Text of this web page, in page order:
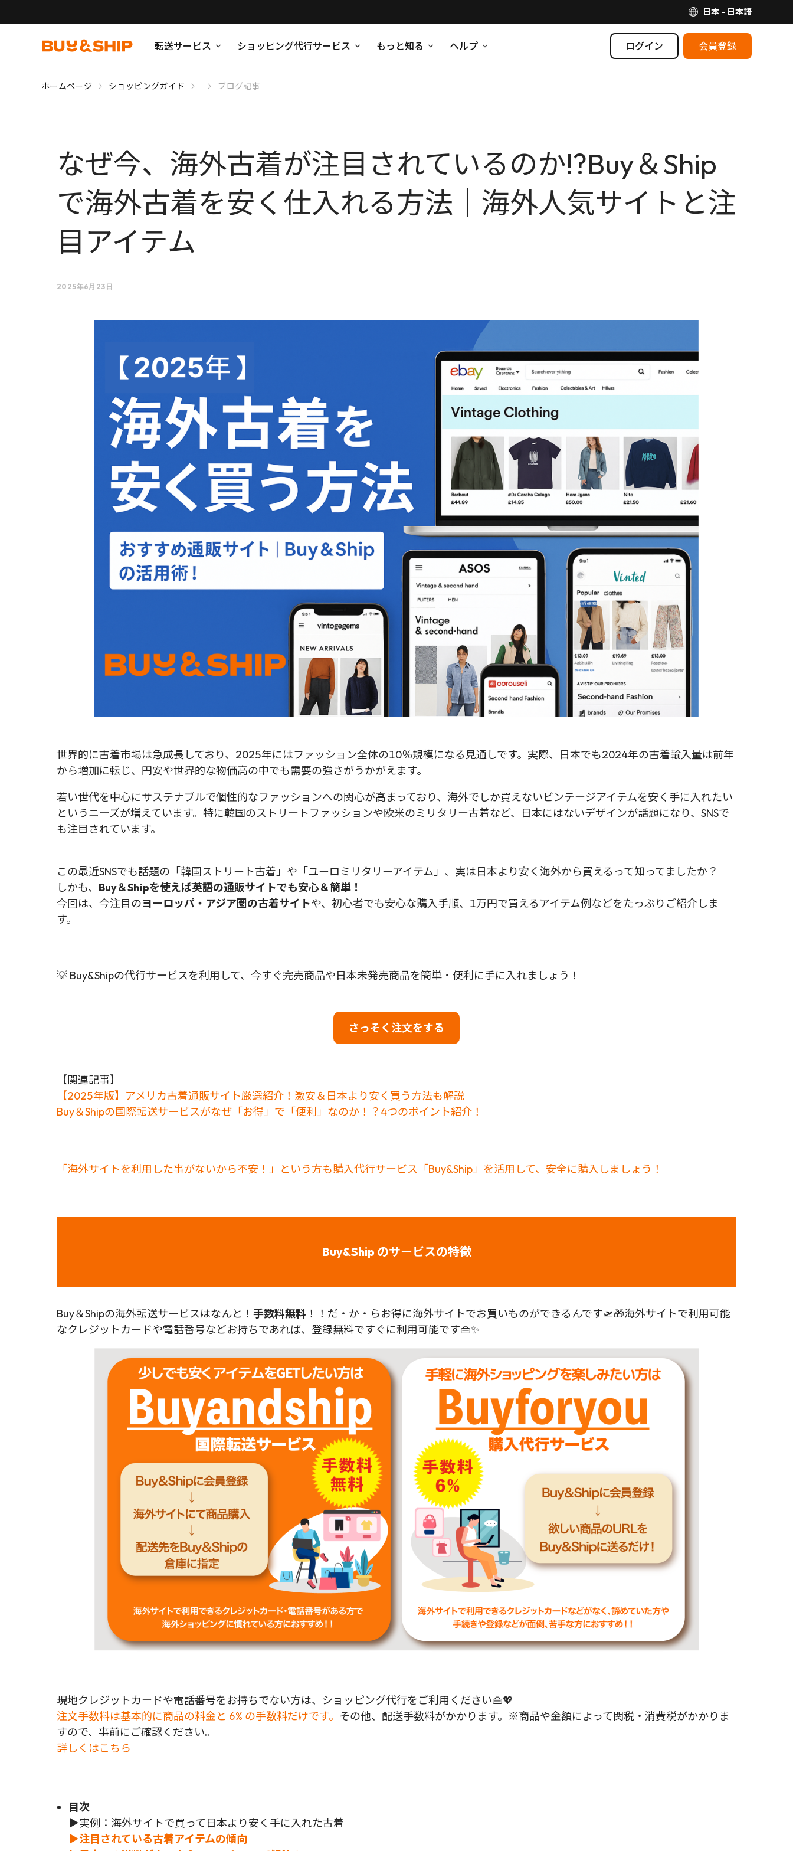
日本 - 日本語
転送サービス ショッピング代行サービス もっと知る ヘルプ ログイン 会員登録
ホームページ ショッピングガイド ブログ記事
なぜ今、海外古着が注目されているのか!?Buy＆Ship
で海外古着を安く仕入れる方法｜海外人気サイトと注
目アイテム
2025年6月23日
世界的に古着市場は急成長しており、2025年にはファッション全体の10％規模になる見通しです。実際、日本でも2024年の古着輸入量は前年
から増加に転じ、円安や世界的な物価高の中でも需要の強さがうかがえます。
若い世代を中心にサステナブルで個性的なファッションへの関心が高まっており、海外でしか買えないビンテージアイテムを安く手に入れたい
というニーズが増えています。特に韓国のストリートファッションや欧米のミリタリー古着など、日本にはないデザインが話題になり、SNSで
も注目されています。
この最近SNSでも話題の「韓国ストリート古着」や「ユーロミリタリーアイテム」、実は日本より安く海外から買えるって知ってましたか？
しかも、 Buy＆Shipを使えば英語の通販サイトでも安心＆簡単！
今回は、今注目のヨーロッパ・アジア圏の古着サイトや、初心者でも安心な購入手順、1万円で買えるアイテム例などをたっぷりご紹介しま
す。
💡 Buy&Shipの代行サービスを利用して、今すぐ完売商品や日本未発売商品を簡単・便利に手に入れましょう！
さっそく注文をする
【関連記事】
【2025年版】アメリカ古着通販サイト厳選紹介！激安＆日本より安く買う方法も解説
Buy＆Shipの国際転送サービスがなぜ「お得」で「便利」なのか！？4つのポイント紹介！
「海外サイトを利用した事がないから不安！」という方も購入代行サービス「Buy&Ship」を活用して、安全に購入しましょう！
Buy&Ship のサービスの特徴
Buy＆Shipの海外転送サービスはなんと！ 手数料無料 ！！だ・か・らお得に海外サイトでお買いものができるんです🛫🎁海外サイトで利用可能
なクレジットカードや電話番号などお持ちであれば、登録無料ですぐに利用可能です👜✨
現地クレジットカードや電話番号をお持ちでない方は、ショッピング代行をご利用ください👜💖
注文手数料は基本的に商品の料金と 6% の手数料だけです。 その他、配送手数料がかかります。※商品や金額によって関税・消費税がかかりま
すので、事前にご確認ください。
詳しくはこちら
目次
▶実例：海外サイトで買って日本より安く手に入れた古着
▶注目されている古着アイテムの傾向